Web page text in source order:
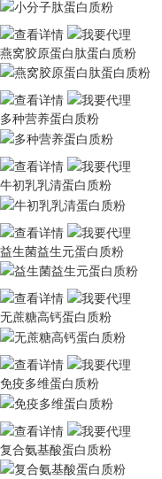
燕窝胶原蛋白肽蛋白质粉
多种营养蛋白质粉
牛初乳乳清蛋白质粉
益生菌益生元蛋白质粉
无蔗糖高钙蛋白质粉
免疫多维蛋白质粉
复合氨基酸蛋白质粉